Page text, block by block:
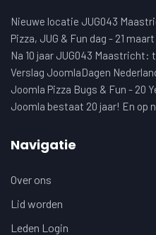
Nieuwe locatie JUG043
Pizza, JUG & Fun dag - 21
Na 10 jaar JUG043
Verslag JoomlaDagen
Joomla Pizza Bugs & Fun - 20
Joomla bestaat 20 jaar! En op
Navigatie
Over ons
Lid worden
Leden Login